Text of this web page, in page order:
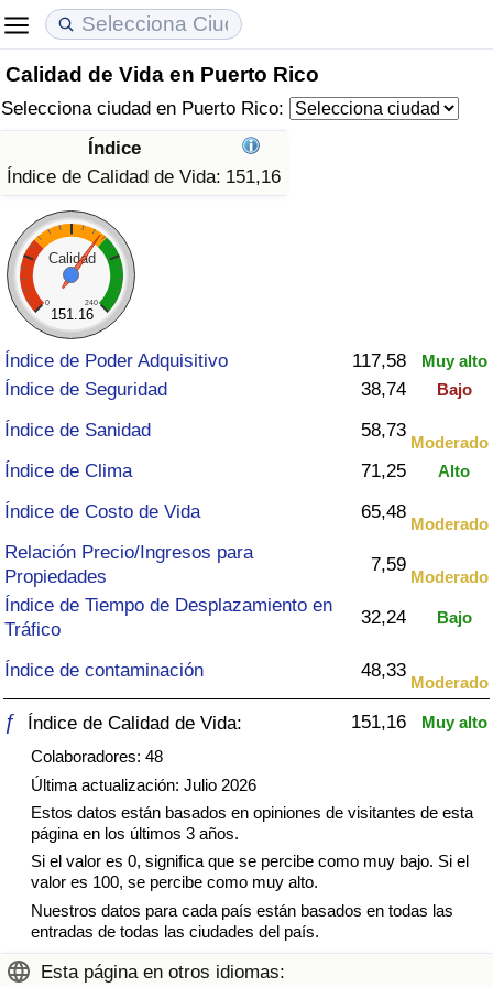
Calidad de Vida en Puerto Rico
Selecciona ciudad en Puerto Rico:
Índice
Índice de Calidad de Vida: 151,16
Calidad
0 240
151.16
Índice de Poder Adquisitivo 117,58 Muy alto
Índice de Seguridad 38,74 Bajo
Índice de Sanidad 58,73
Moderado
Índice de Clima 71,25 Alto
Índice de Costo de Vida 65,48
Moderado
Relación Precio/Ingresos para
Propiedades
7,59
Moderado
Índice de Tiempo de Desplazamiento en
Tráfico
32,24 Bajo
Índice de contaminación 48,33
Moderado
ƒ Índice de Calidad de Vida: 151,16
Muy alto
Colaboradores: 48
Última actualización: Julio 2026
Estos datos están basados en opiniones de visitantes de esta
página en los últimos 3 años.
Si el valor es 0, significa que se percibe como muy bajo. Si el
valor es 100, se percibe como muy alto.
Nuestros datos para cada país están basados en todas las
entradas de todas las ciudades del país.
Esta página en otros idiomas:
Coste de vida
Índice de Costo de Vida (Actual)
Índice de Costo de Vida
Índice de costo de vida por país
en aqaba
Precios de las propiedades
Índice de Precios de Inmuebles (Actual)
Índice de Precios de Inmuebles
Índice de Precios de Inmuebles por País
Calidad de Vida
Índice de Calidad de Vida
Índice de Calidad de Vida (Actual)
Índice de calidad de vida por país
Delincuencia
Calificación del Índice de Criminalidad
(Actual)
Índice de criminalidad por país
Sanidad
Índice de Sanidad (Actual)
Índice de Sanidad
Índice de Sanidad por País
Contaminación
Índice de Contaminación (Actual)
Índice de contaminación
Índice de Contaminación por País